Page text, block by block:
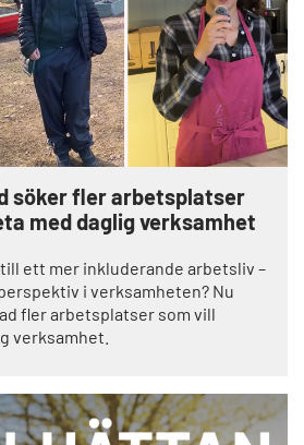
söker fler arbetsplatser
med daglig verksamhet
ett mer inkluderande arbetsliv –
i verksamheten? Nu
fler arbetsplatser som vill
verksamhet.